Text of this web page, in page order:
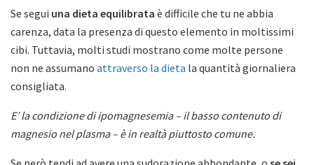
Se segui una dieta equilibrata è difficile che tu ne abbia
carenza, data la presenza di questo elemento in moltissimi
cibi. Tuttavia, molti studi mostrano come molte persone
non ne assumano attraverso la dieta la quantità giornaliera
consigliata.
E’ la condizione di ipomagnesemia – il basso contenuto di
magnesio nel plasma – è in realtà piuttosto comune.